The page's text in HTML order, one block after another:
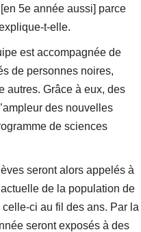
5e année aussi] parce
t-elle.
est accompagnée de
de personnes noires,
autres. Grâce à eux, des
des nouvelles
de sciences
seront alors appelés à
de la population de
ci au fil des ans. Par la
seront exposés à des